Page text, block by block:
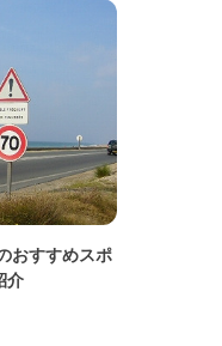
おすすめスポ
介